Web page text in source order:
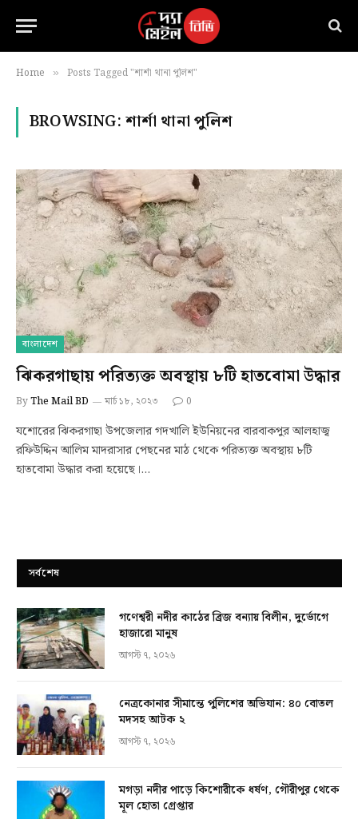
Home » Posts Tagged "শার্শা থানা পুলিশ"
BROWSING:শার্শা থানা পুলিশ
বাংলাদেশ
ঝিকরগাছায় পরিত্যক্ত অবস্থায় ৮টি হাতবোমা উদ্ধার
ByThe Mail BD মার্চ ১৮, ২০২৩ 0
যশোরের ঝিকরগাছা উপজেলার গদখালি ইউনিয়নের বারবাকপুর আলহাজ্ব
রফিউদ্দিন আলিম মাদরাসার পেছনের মাঠ থেকে পরিত্যক্ত অবস্থায় ৮টি
হাতবোমা উদ্ধার করা হয়েছে।…
সর্বশেষ
গণেশ্বরী নদীর কাঠের ব্রিজ বন্যায় বিলীন, দুর্ভোগে
হাজারো মানুষ
আগস্ট ৭, ২০২৬
নেত্রকোনার সীমান্তে পুলিশের অভিযান: ৪০ বোতল
মদসহ আটক ২
আগস্ট ৭, ২০২৬
মগড়া নদীর পাড়ে কিশোরীকে ধর্ষণ, গৌরীপুর থেকে
মূল হোতা গ্রেপ্তার